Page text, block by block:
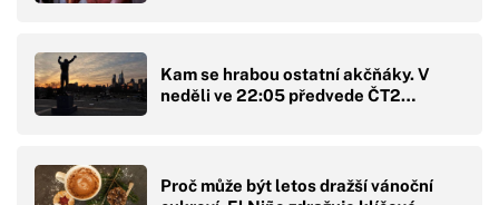
Kam se hrabou ostatní akčňáky. V
neděli ve 22:05 předvede ČT2…
Proč může být letos dražší vánoční